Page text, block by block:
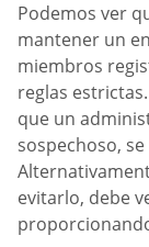
Podemos ver
mantener un
miembros
reglas
que un
sospechoso,
evitarlo, debe